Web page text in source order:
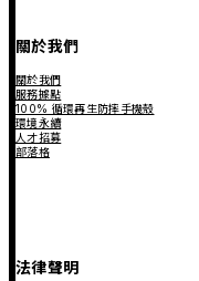
關於我們
關於我們
服務據點
100% 循環再生防摔手機殼
環境永續
人才招募
部落格
法律聲明